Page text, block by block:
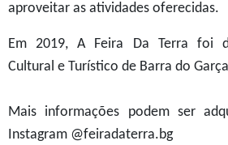
aproveitar as atividades oferecidas.
Em 2019, A Feira Da Terra foi
Cultural e Turístico de Barra do
Mais informações podem ser
Instagram @feiradaterra.bg